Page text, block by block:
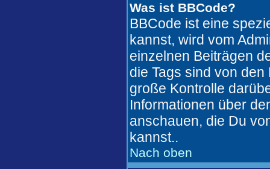
Was ist BBCode?
BBCode ist eine
kannst, wird vom
einzelnen Beiträgen
die Tags sind von
große Kontrolle
Informationen über
anschauen, die Du
kannst..
Nach oben